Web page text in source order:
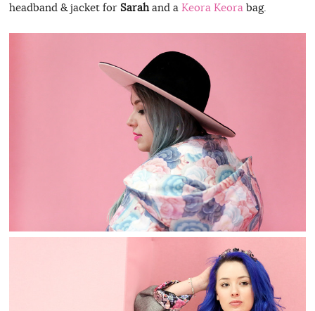
headband & jacket for Sarahand a Keora Keorabag.